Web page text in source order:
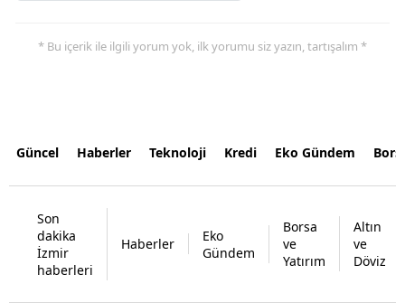
* Bu içerik ile ilgili yorum yok, ilk yorumu siz yazın, tartışalım *
Güncel Haberler Teknoloji Kredi Eko Gündem
Son
dakika
İzmir
haberleri
Haberler
Eko
Gündem
Borsa
ve
Yatırım
Altın
ve
Döviz